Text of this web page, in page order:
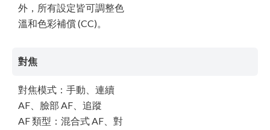
外，所有設定皆可調整色
溫和色彩補償 (CC)。
對焦
對焦模式：手動、連續
AF、臉部 AF、追蹤
AF 類型：混合式 AF、對